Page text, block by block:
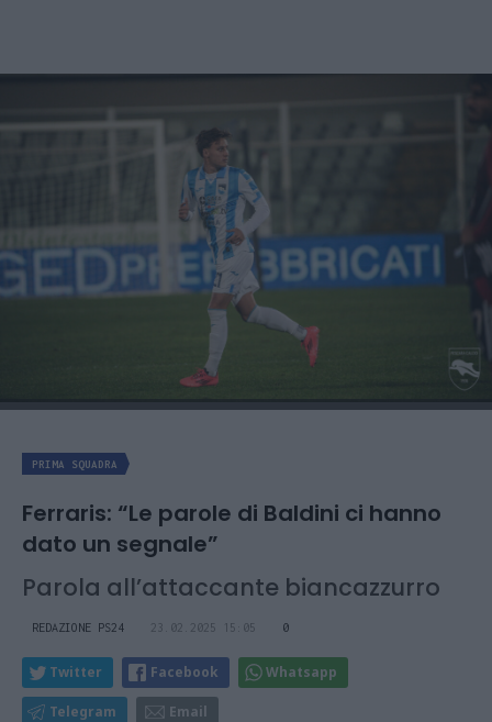
PRIMA SQUADRA
Ferraris: “Le parole di Baldini ci hanno
dato un segnale”
Parola all’attaccante biancazzurro
REDAZIONE PS24 23.02.2025 15:05 0
Twitter Facebook Whatsapp
Telegram Email